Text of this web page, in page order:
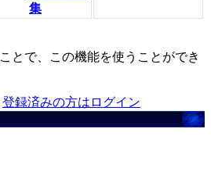
集
とで、この機能を使うことができ
登録済みの方はログイン